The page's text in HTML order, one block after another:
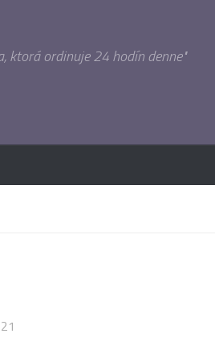
ktorá ordinuje 24 hodín denne"